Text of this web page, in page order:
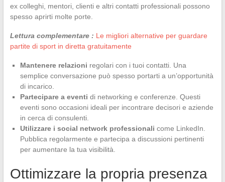
ex colleghi, mentori, clienti e altri contatti professionali possono
spesso aprirti molte porte.
Lettura complementare : Le migliori alternative per guardare
partite di sport in diretta gratuitamente
Mantenere relazioni regolari con i tuoi contatti. Una
semplice conversazione può spesso portarti a un’opportunità
di incarico.
Partecipare a eventi di networking e conferenze. Questi
eventi sono occasioni ideali per incontrare decisori e aziende
in cerca di consulenti.
Utilizzare i social network professionali come LinkedIn.
Pubblica regolarmente e partecipa a discussioni pertinenti
per aumentare la tua visibilità.
Ottimizzare la propria presenza